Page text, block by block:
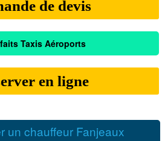
de devis
Taxis Aéroports
en ligne
un chauffeur Fanjeaux